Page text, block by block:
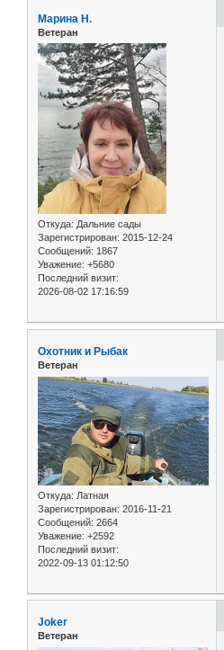
Марина Н.
Ветеран
Откуда: Дальние сады
Зарегистрирован: 2015-12-24
Сообщений: 1867
Уважение: +5680
Последний визит:
2026-08-02 17:16:59
Охотник и Рыбак
Ветеран
Откуда: Латная
Зарегистрирован: 2016-11-21
Сообщений: 2664
Уважение: +2592
Последний визит:
2022-09-13 01:12:50
Joker
Ветеран